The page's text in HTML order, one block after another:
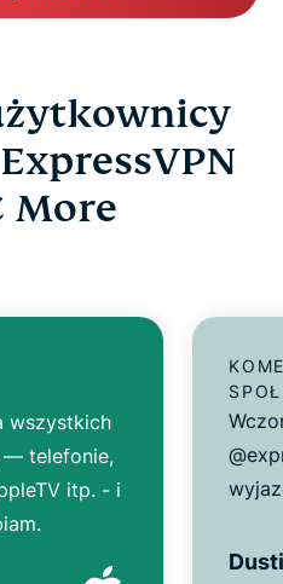
More
wszystkich
— telefonie,
itp. - i